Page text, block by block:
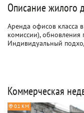
Описание жилого
Аренда офисов класса
комиссии),
Индивидуальный
Коммерческая
0.1 КМ